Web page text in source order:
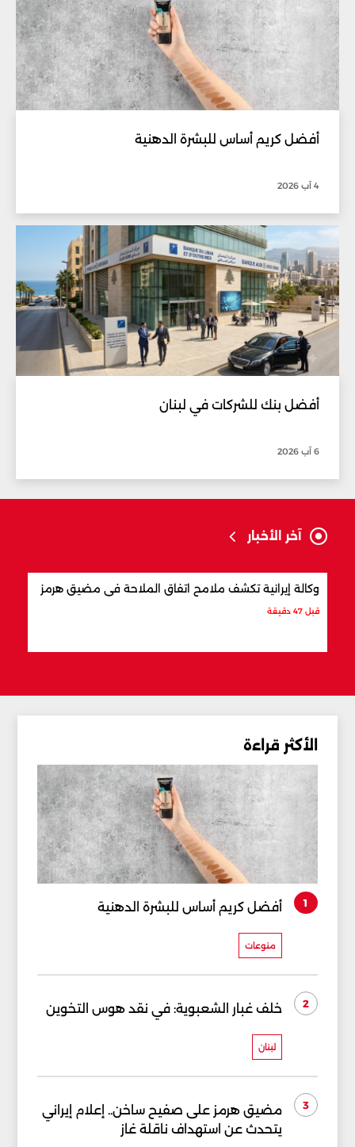
أفضل كريم أساس للبشرة الدهنية
4 آب 2026
أفضل بنك للشركات في لبنان
6 آب 2026
آخر الأخبار
وكالة إيرانية تكشف ملامح اتفاق الملاحة في مضيق هرمز
قبل 47 دقيقة
الأكثر قراءة
1 أفضل كريم أساس للبشرة الدهنية
منوعات
2 خلف غبار الشعبوية: في نقد هوس التخوين
لبنان
3
مضيق هرمز على صفيح ساخن.. إعلام إيراني
يتحدث عن استهداف ناقلة غاز